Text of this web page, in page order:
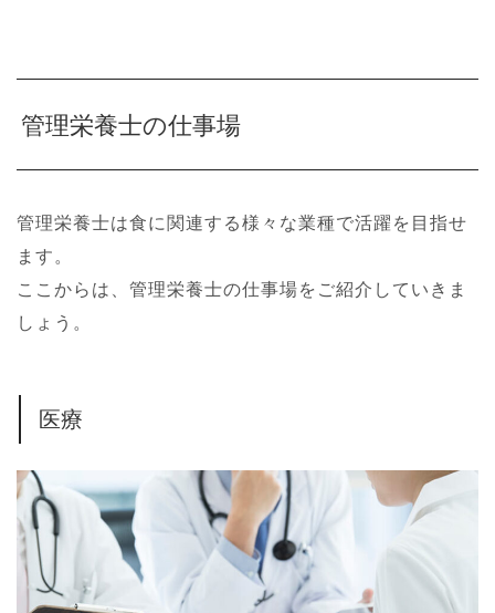
管理栄養士の仕事場
管理栄養士は食に関連する様々な業種で活躍を目指せ
ます。
ここからは、管理栄養士の仕事場をご紹介していきま
しょう。
医療